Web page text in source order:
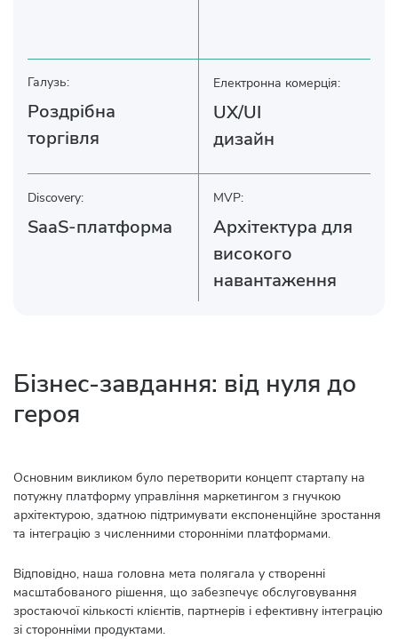
Галузь:
Роздрібна
торгівля
Електронна комерція:
UX/UI
дизайн
Discovery:
SaaS-платформа
MVP:
Архітектура для
високого
навантаження
Бізнес-завдання: від нуля до
героя
Основним викликом було перетворити концепт стартапу на
потужну платформу управління маркетингом з гнучкою
архітектурою, здатною підтримувати експоненційне зростання
та інтеграцію з численними сторонніми платформами.
Відповідно, наша головна мета полягала у створенні
масштабованого рішення, що забезпечує обслуговування
зростаючої кількості клієнтів, партнерів і ефективну інтеграцію
зі сторонніми продуктами.